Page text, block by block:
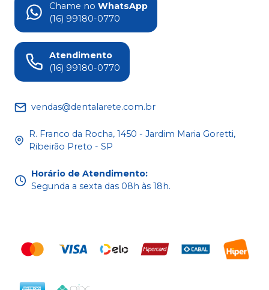
Chame no WhatsApp
(16) 99180-0770
Atendimento
(16) 99180-0770
vendas@dentalarete.com.br
R. Franco da Rocha, 1450 - Jardim Maria Goretti,
Ribeirão Preto - SP
Horário de Atendimento:
Segunda a sexta das 08h às 18h.